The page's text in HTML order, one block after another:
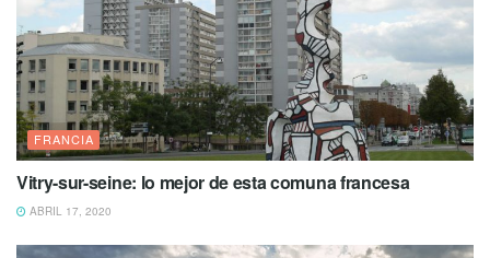
FRANCIA
Vitry-sur-seine: lo mejor de esta comuna francesa
ABRIL 17, 2020